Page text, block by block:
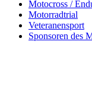
Motocross /
Motorradtrial
Veteranensport
Sponsoren des